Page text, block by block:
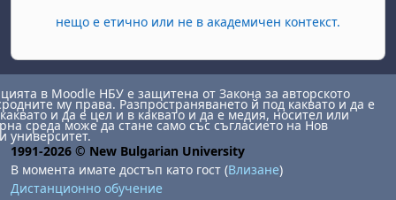
нещо е етично или не в академичен контекст.
в Moodle НБУ е защитена от Закона за авторското
му права. Разпространяването й под каквато и да е
и да е цел и в каквато и да е медия, носител или
среда може да стане само със съгласието на Нов
университет.
1991-2026 © New Bulgarian University
В момента имате достъп като гост (Влизане)
Дистанционно обучение